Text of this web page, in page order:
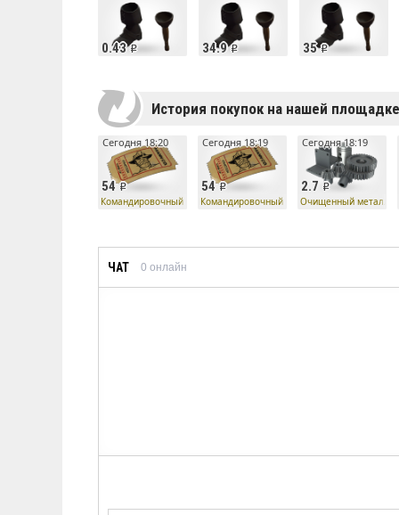
0.43 34.9 35
История покупок на нашей площадке
54
Сегодня 18:20
Командировочный билет
54
Сегодня 18:19
Командировочный билет
2.7
Сегодня 18:19
Очищенный металл
ЧАТ 0 онлайн